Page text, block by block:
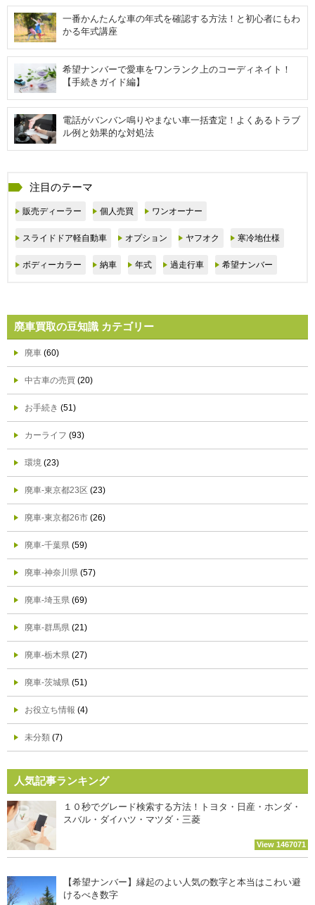
一番かんたんな車の年式を確認する方法！と初心者にもわ
かる年式講座
希望ナンバーで愛車をワンランク上のコーディネイト！
【手続きガイド編】
電話がバンバン鳴りやまない車一括査定！よくあるトラブ
ル例と効果的な対処法
注目のテーマ
販売ディーラー 個人売買 ワンオーナー
スライドドア軽自動車 オプション ヤフオク 寒冷地仕様
ボディーカラー 納車 年式 過走行車 希望ナンバー
廃車買取の豆知識 カテゴリー
廃車 (60)
中古車の売買 (20)
お手続き (51)
カーライフ (93)
環境 (23)
廃車-東京都23区 (23)
廃車-東京都26市 (26)
廃車-千葉県 (59)
廃車-神奈川県 (57)
廃車-埼玉県 (69)
廃車-群馬県 (21)
廃車-栃木県 (27)
廃車-茨城県 (51)
お役立ち情報 (4)
未分類 (7)
人気記事ランキング
１０秒でグレード検索する方法！トヨタ・日産・ホンダ・
スバル・ダイハツ・マツダ・三菱
View 1467071
【希望ナンバー】縁起のよい人気の数字と本当はこわい避
けるべき数字